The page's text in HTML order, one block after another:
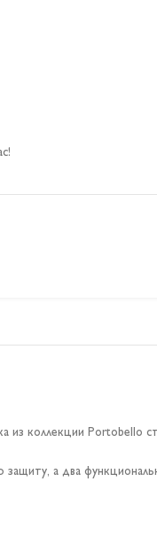
из коллекции Portobello
а два